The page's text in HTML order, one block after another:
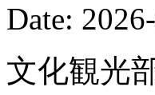
Date:
文化観光